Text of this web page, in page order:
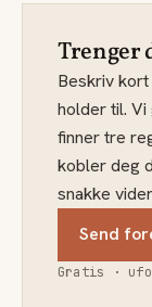
Trenger
Beskriv
holder til.
finner tre
kobler deg
snakke
Send
Gratis ·